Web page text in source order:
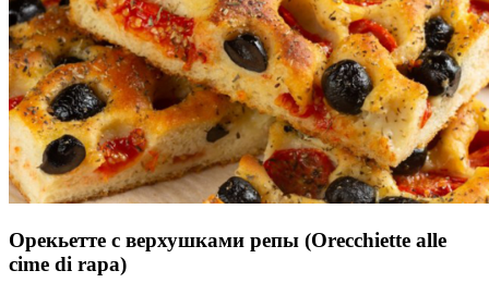
Орекьетте с верхушками репы (Orecchiette alle
cime di rapa)